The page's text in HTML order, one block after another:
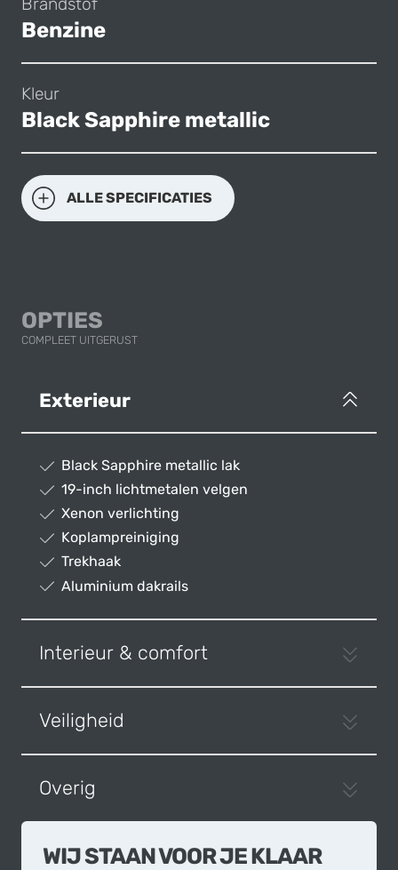
Benzine
Kleur
Black Sapphire metallic
ALLE SPECIFICATIES
OPTIES
COMPLEET UITGERUST
Exterieur
Black Sapphire metallic lak
19-inch lichtmetalen velgen
Xenon verlichting
Koplampreiniging
Trekhaak
Aluminium dakrails
Interieur & comfort
Veiligheid
Overig
WIJ STAAN VOOR JE KLAAR